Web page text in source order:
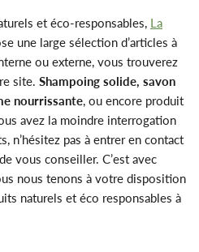
et éco-responsables, La
une large sélection d’articles à
ou externe, vous trouverez
site. Shampoing solide, savon
nourrissante, ou encore produit
avez la moindre interrogation
n’hésitez pas à entrer en contact
vous conseiller. C’est avec
nous tenons à votre disposition
naturels et éco responsables à